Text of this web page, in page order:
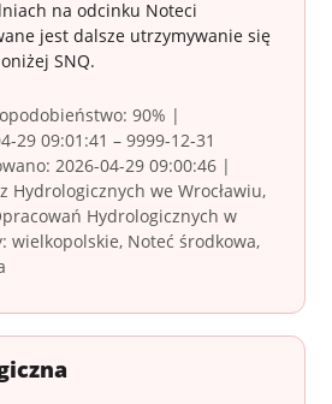
na odcinku Noteci
jest dalsze utrzymywanie się
SNQ.
90% |
29 09:01:41 – 9999-12-31
2026-04-29 09:00:46 |
Hydrologicznych we Wrocławiu,
Hydrologicznych w
wielkopolskie, Noteć środkowa,